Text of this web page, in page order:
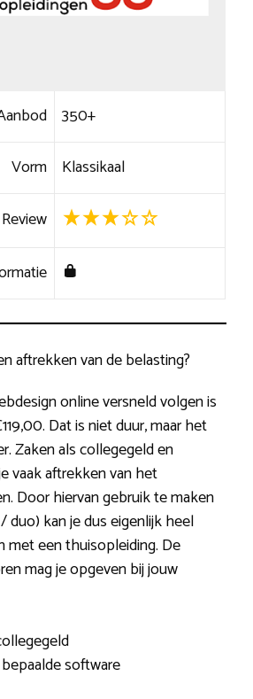
350+
Vorm Klassikaal
Review
aftrekken van de belasting?
online versneld volgen is
Dat is niet duur, maar het
Zaken als collegegeld en
vaak aftrekken van het
Door hiervan gebruik te maken
duo) kan je dus eigenlijk heel
met een thuisopleiding. De
mag je opgeven bij jouw
software